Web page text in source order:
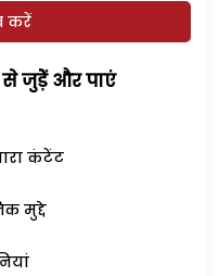
करें
से जुड़ेें और पाएं
कंटेंट
मुद्दे